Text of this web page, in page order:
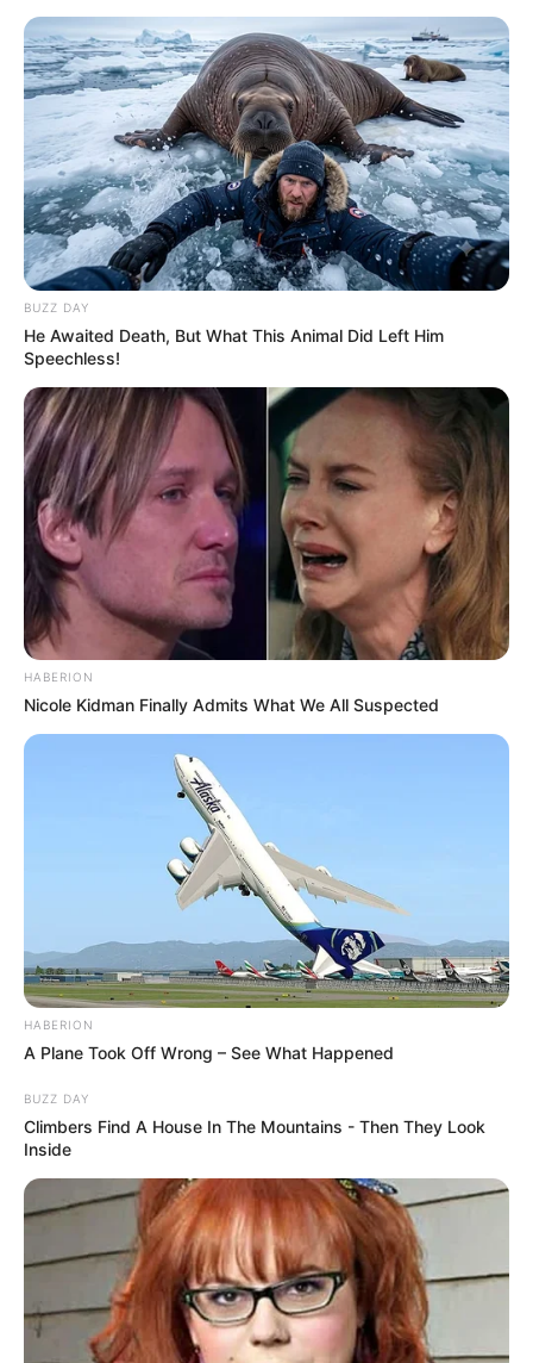
BUZZ DAY
He Awaited Death, But What This Animal Did Left Him
Speechless!
HABERION
Nicole Kidman Finally Admits What We All Suspected
HABERION
A Plane Took Off Wrong – See What Happened
BUZZ DAY
Climbers Find A House In The Mountains - Then They Look
Inside